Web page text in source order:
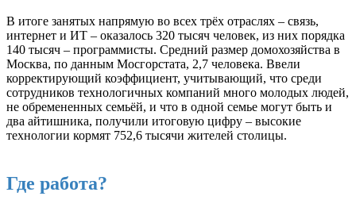
В итоге занятых напрямую во всех трёх отраслях – связь,
интернет и ИТ – оказалось 320 тысяч человек, из них порядка
140 тысяч – программисты. Средний размер домохозяйства в
Москва, по данным Мосгорстата, 2,7 человека. Ввели
корректирующий коэффициент, учитывающий, что среди
сотрудников технологичных компаний много молодых людей,
не обремененных семьёй, и что в одной семье могут быть и
два айтишника, получили итоговую цифру – высокие
технологии кормят 752,6 тысячи жителей столицы.
Где работа?